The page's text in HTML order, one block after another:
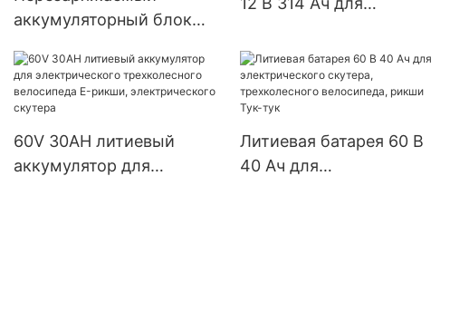
аккумуляторный блок
для ИБП, здания
телекоммуникационной
станции
автодомов,
электролодок и лодок.
60V 30AH литиевый
аккумулятор для
Литиевая батарея 60 В
40 Ач для